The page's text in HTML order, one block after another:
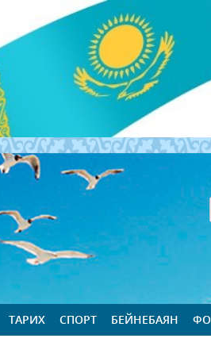
ТАРИХ СПОРТ БЕЙНЕБАЯН